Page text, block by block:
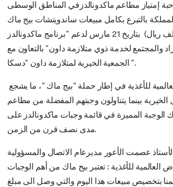
إمتياز مطاعم ماكدونالدزفي المناطق الوسطى
بالتبرع بكامل مبيعات ساندويتشات بيج ماك
الشهيرة بمبلغ (113،782 ألف ريال) بتاريخ 21 مارس لدعم "برنامج ماكدونالدز
والمجتمع لخدمة ذوي متلازمة داون" بالتعاون مع
الجمعية الخيرية لمتلازمة داون "دسكا".
الخيرية بينما يتناولون وجبتهم المفضلة من مطاعم
الوجبة المميزة في قائمة وجبات ماكدونالدز على
مدى نصف قرن من الزمن.
عصمت الأعور مديرعام الاتصال والمسؤولية
العالمية للأغذية : تعتبر بيج ماك من أهم الوجبات
قمنا بتخصيص مبيعات هذا اليوم والتي وصل الى مبلغ